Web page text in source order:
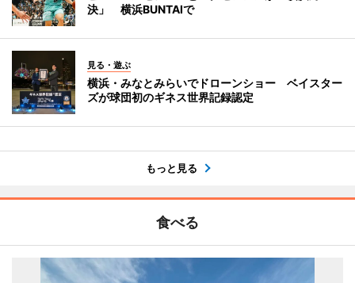
決」 横浜BUNTAIで
見る・遊ぶ
横浜・みなとみらいでドローンショー ベイスター
ズが球団初のギネス世界記録認定
もっと見る
食べる